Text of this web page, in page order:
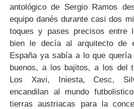
antológico de Sergio Ramos
equipo danés durante casi dos
toques y pases precisos entre
bien le decía al arquitecto de
España ya sabía a lo que
buenos, a los bajitos, a los del
Los Xavi, Iniesta, Cesc,
encandilan al mundo
tierras austriacas para la